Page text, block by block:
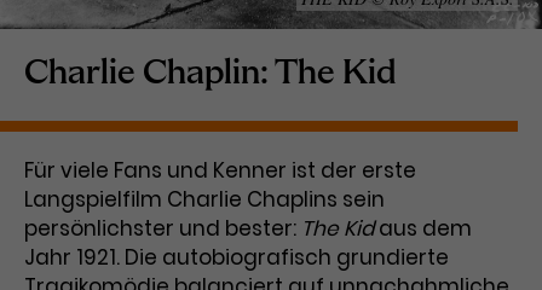
Zweck
Dieses Cookie wird von Google
Analytics installiert. Das Cookie
darüber zu speichern, wie
Besucher*innen eine Website
nutzen, und hilft bei der Erstellung
eines Analyseberichts über die
Performance der Website. Die
_gcl_aw
Laufzeit 3 Monate
Dieses Cookie speichert
Informationen zu Werbeklicks und
Charlie Chaplin: The Kid
Für viele Fans und Kenner ist der erste
Langspielfilm Charlie Chaplins sein
persönlichster und bester: The Kidaus dem
Jahr 1921. Die autobiografisch grundierte